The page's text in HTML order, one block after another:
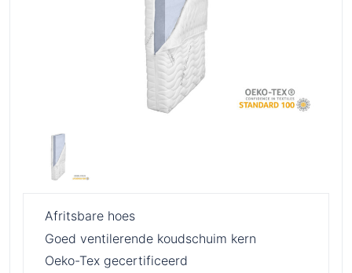
Afritsbare hoes
Goed ventilerende koudschuim kern
Oeko-Tex gecertificeerd